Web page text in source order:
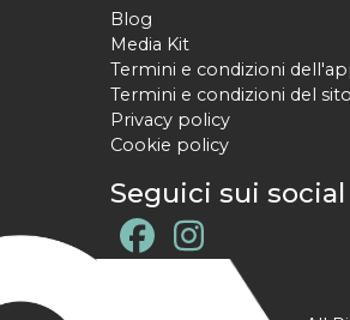
Blog
Media Kit
Termini e condizioni
Termini e condizioni del sito
Privacy policy
Cookie policy
Seguici sui social